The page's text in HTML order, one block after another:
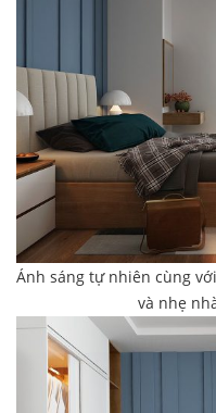
Ánh sáng tự nhiên cùng
và nhẹ